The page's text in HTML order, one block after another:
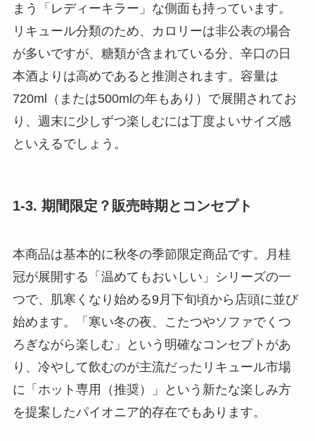
まう「レディーキラー」な側面も持っています。
リキュール分類のため、カロリーは非公表の場合
が多いですが、糖類が含まれている分、辛口の日
本酒よりは高めであると推測されます。容量は
720ml（または500mlの年もあり）で展開されてお
り、週末に少しずつ楽しむには丁度よいサイズ感
といえるでしょう。
1-3. 期間限定？販売時期とコンセプト
本商品は基本的に秋冬の季節限定商品です。月桂
冠が展開する「温めてもおいしい」シリーズの一
つで、肌寒くなり始める9月下旬頃から店頭に並び
始めます。「寒い冬の夜、こたつやソファでくつ
ろぎながら楽しむ」という明確なコンセプトがあ
り、冷やして飲むのが主流だったリキュール市場
に「ホット専用（推奨）」という新たな楽しみ方
を提案したパイオニア的存在でもあります。